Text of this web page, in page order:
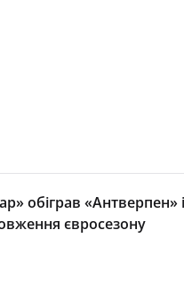
обіграв «Антверпен» і
євросезону